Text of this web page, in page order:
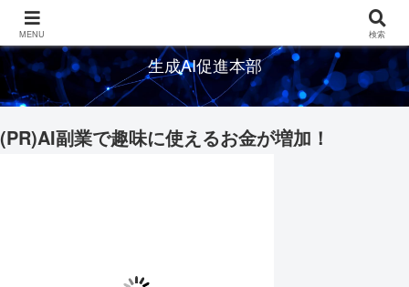
生成AI促進本部
(PR)AI副業で趣味に使えるお金が増加！
MENU 検索